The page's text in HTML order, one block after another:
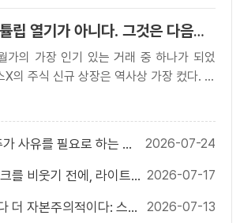
립 열기가 아니다. 그것은 다음의
가의 가장 인기 있는 거래 중 하나가 되었
의 주식 신규 상장은 역사상 가장 컸다. 주
처음 급등하여, 주당 $2..
사유를 필요로 하는 이
2026-07-24
를 비웃기 전에, 라이트
2026-07-17
더 자본주의적이다: 스웨
2026-07-13